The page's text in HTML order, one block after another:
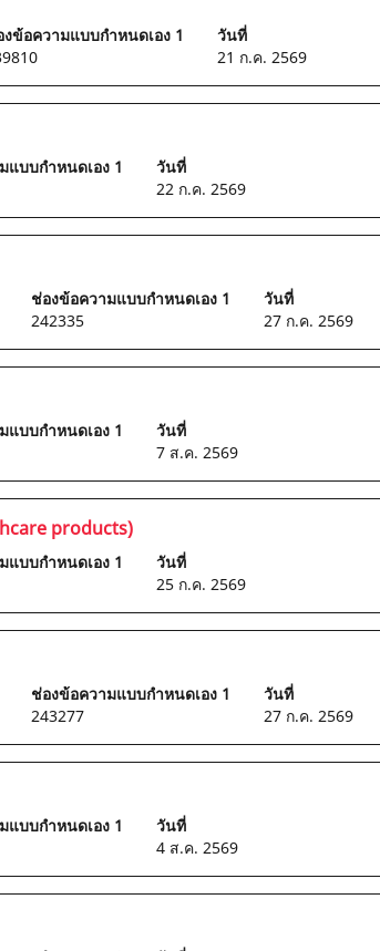
งข้อความแบบกำหนดเอง 1
วันที่
21 ก.ค. 2569
แบบกำหนดเอง 1
วันที่
22 ก.ค. 2569
ช่องข้อความแบบกำหนดเอง 1
242335
วันที่
27 ก.ค. 2569
แบบกำหนดเอง 1
วันที่
7 ส.ค. 2569
products)
แบบกำหนดเอง 1
วันที่
25 ก.ค. 2569
ช่องข้อความแบบกำหนดเอง 1
243277
วันที่
27 ก.ค. 2569
แบบกำหนดเอง 1
วันที่
4 ส.ค. 2569